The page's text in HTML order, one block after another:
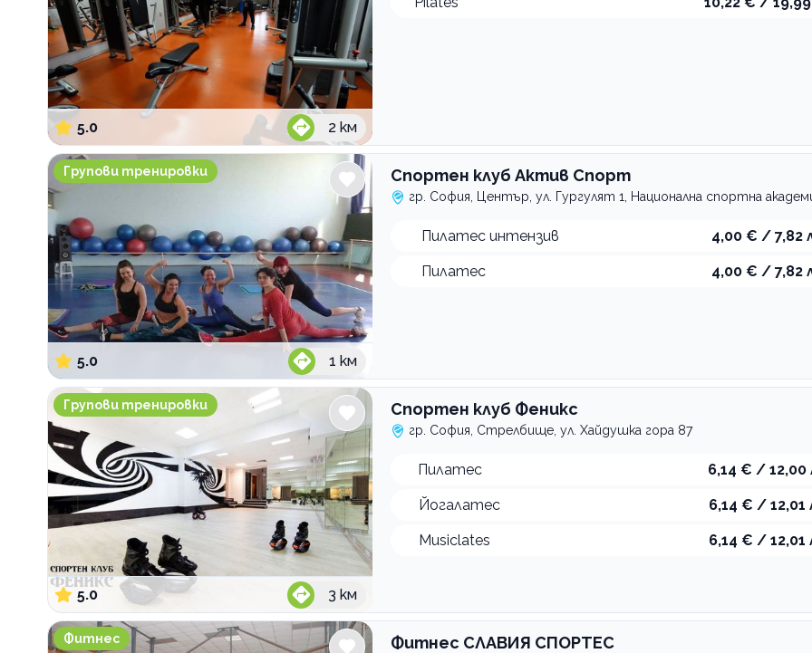
5.0 2 км
Спортен клуб Актив Спорт
Групови тренировки
5.0 1 км
Спортен клуб Актив Спорт
гр. София, Център, ул. Гургулят 1, Национална спортна
Пилатес интензив 4,00 € / 7,82
Пилатес 4,00 € / 7,82
Спортен клуб Феникс
Групови тренировки
5.0 3 км
Спортен клуб Феникс
гр. София, Стрелбище, ул. Хайдушка гора 87
Пилатес 6,14 € / 12,00
Йогалатес 6,14 € / 12,01
Musiclates 6,14 € / 12,01
Фитнес СЛАВИЯ СПОРТЕС
Фитнес Фитнес СЛАВИЯ СПОРТЕС